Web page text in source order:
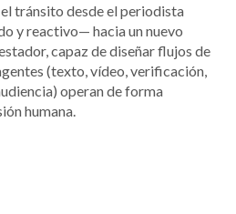
tránsito desde el periodista
y reactivo— hacia un nuevo
capaz de diseñar flujos de
(texto, vídeo, verificación,
operan de forma
humana.